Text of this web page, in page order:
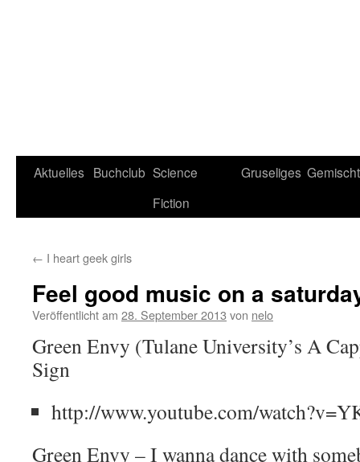
Aktuelles Buchclub Science
Fiction
Gruseliges
← I heart geek girls
Feel good music on a
Veröffentlicht am 28. September 2013 von nelo
Green Envy (Tulane University’s A
Sign
http://www.youtube.com/
Green Envy – I wanna dance with